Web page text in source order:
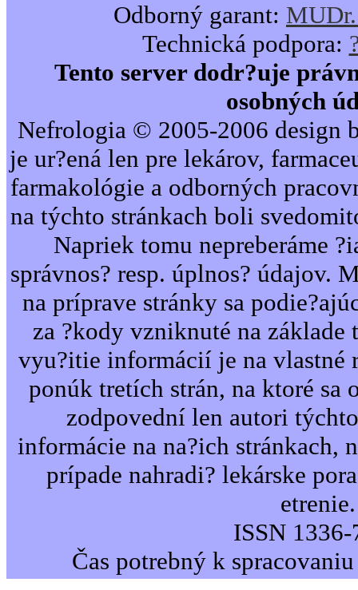
Odborný garant:
Technická podpora:
Tento server dodr?uje
osobných
Nefrologia © 2005-2006 design
je ur?ená len pre lekárov,
farmakológie a odborných
na týchto stránkach boli
Napriek tomu nepreberáme
správnos? resp. úplnos? údajov.
na príprave stránky sa
za ?kody vzniknuté na
vyu?itie informácií je na vlastné
ponúk tretích strán, na ktoré sa
zodpovední len autori
informácie na na?ich stránkach,
prípade nahradi? lekárske
etrenie.
ISSN
Čas potrebný k